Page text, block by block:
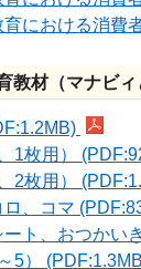
における消費
教材（マナビィ
1枚用）
2枚用）
、コマ
ト、おつかい
5）